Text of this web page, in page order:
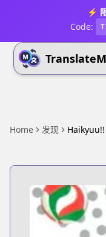
⚡
Code:
Home 发现 Haikyuu!!